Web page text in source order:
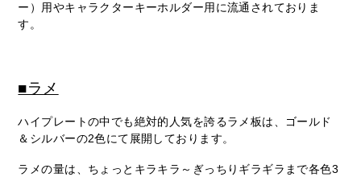
ー）用やキャラクターキーホルダー用に流通されておりま
す。
■ラメ
ハイプレートの中でも絶対的人気を誇るラメ板は、ゴールド
＆シルバーの2色にて展開しております。
ラメの量は、ちょっとキラキラ～ぎっちりギラギラまで各色3